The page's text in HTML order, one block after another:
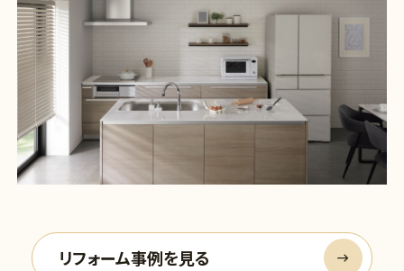
リフォーム事例を見る